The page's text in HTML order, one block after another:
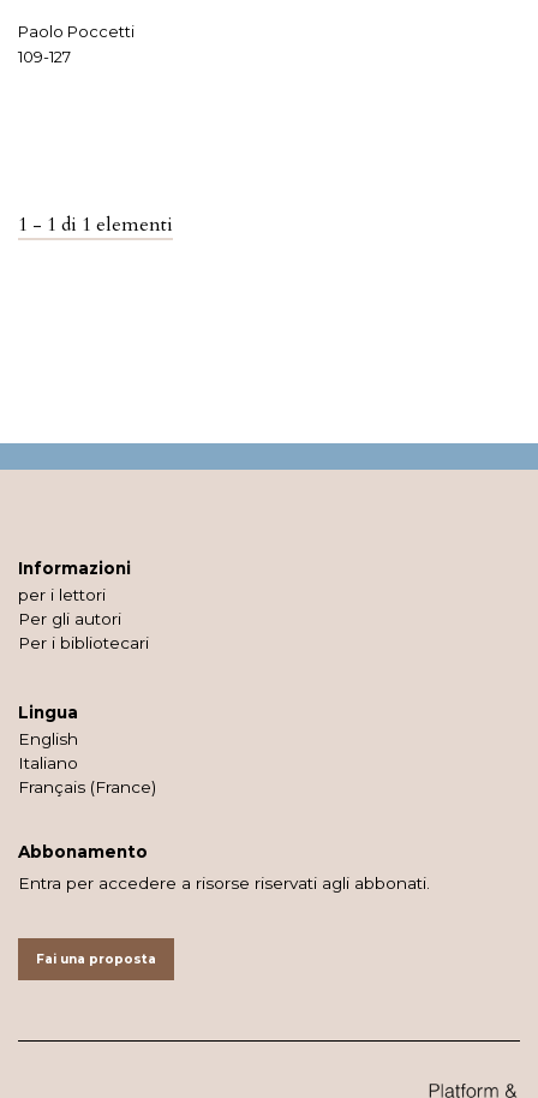
Paolo Poccetti
109-127
1 - 1 di 1 elementi
Informazioni
per i lettori
Per gli autori
Per i bibliotecari
Lingua
English
Italiano
Français (France)
Abbonamento
Entra per accedere a risorse riservati agli abbonati.
Fai una proposta